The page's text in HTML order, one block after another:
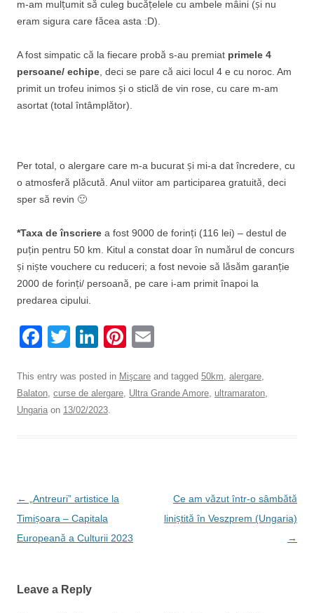
m-am mulțumit să culeg bucățelele cu ambele mâini (și nu
eram sigura care făcea asta :D).
A fost simpatic că la fiecare probă s-au premiat primele 4
persoane/ echipe , deci se pare că aici locul 4 e cu noroc. Am
primit un trofeu inimos și o sticlă de vin rose, cu care m-am
asortat (total întâmplător).
Per total, o alergare care m-a bucurat și mi-a dat încredere, cu
o atmosferă plăcută. Anul viitor am participarea gratuită, deci
sper să revin 🙂
*Taxa de înscriere a fost 9000 de forinți (116 lei) – destul de
puțin pentru 50 km. Kitul a constat doar în numărul de concurs
și niște vouchere cu reduceri; a fost nevoie să lăsăm garanție
2000 de forinți/ persoană, pe care i-am primit înapoi la
predarea cipului.
F
c
e
k
T
tt
er
Li
k
e
Pi
er
e
ail
This entry was posted in Mişcare and tagged 50km alergare
Balaton curse de alergare Ultra Grande Amore ultramaraton
Ungaria on 13/02/2023
Post
navigation
←
„Antreuri” artistice la
Timișoara – Capitala
Europeană a Culturii 2023
Ce am văzut într-o sâmbătă
liniștită în Veszprem (Ungaria)
→
Leave a Reply